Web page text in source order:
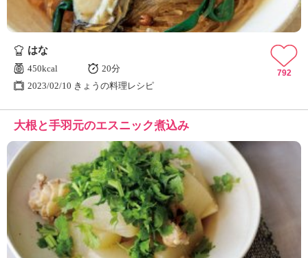
はな
450kcal
20分
2023/02/10 きょうの料理レシピ
792
大根と手羽元のエスニック煮込み